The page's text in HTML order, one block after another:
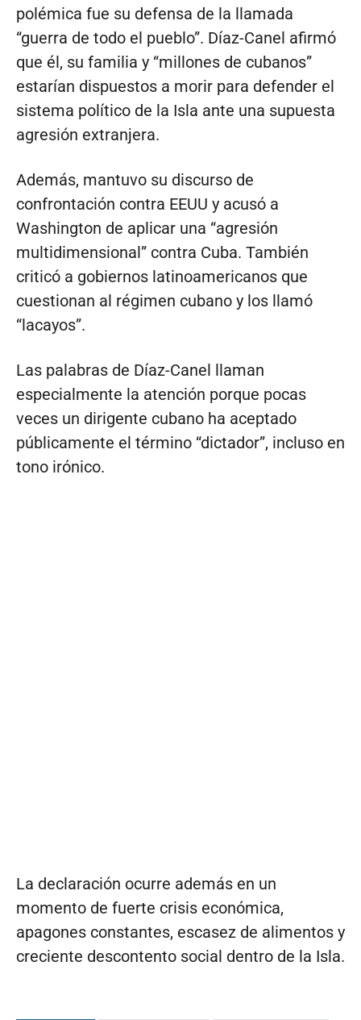
polémica fue su defensa de la llamada
“guerra de todo el pueblo”. Díaz-Canel afirmó
que él, su familia y “millones de cubanos”
estarían dispuestos a morir para defender el
sistema político de la Isla ante una supuesta
agresión extranjera.
Además, mantuvo su discurso de
confrontación contra EEUU y acusó a
Washington de aplicar una “agresión
multidimensional” contra Cuba. También
criticó a gobiernos latinoamericanos que
cuestionan al régimen cubano y los llamó
“lacayos”.
Las palabras de Díaz-Canel llaman
especialmente la atención porque pocas
veces un dirigente cubano ha aceptado
públicamente el término “dictador”, incluso en
tono irónico.
La declaración ocurre además en un
momento de fuerte crisis económica,
apagones constantes, escasez de alimentos y
creciente descontento social dentro de la Isla.